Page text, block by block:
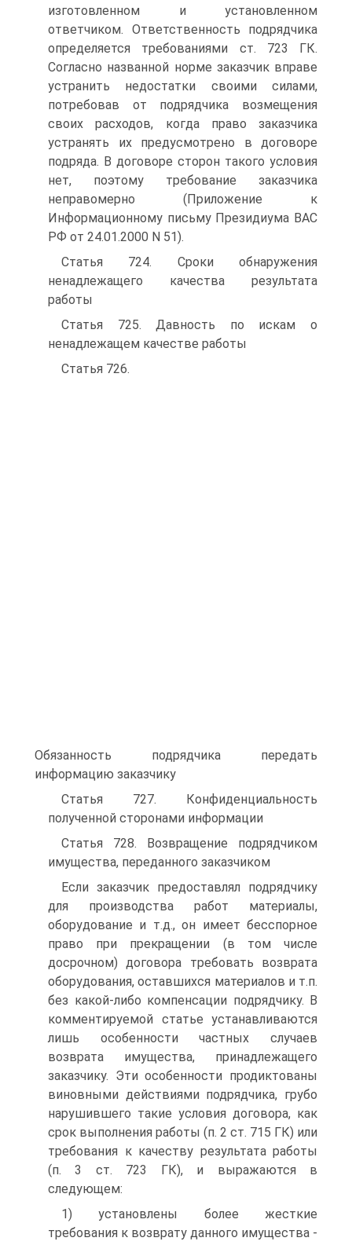
изготовленном и установленном
ответчиком. Ответственность подрядчика
определяется требованиями ст. 723 ГК.
Согласно названной норме заказчик вправе
устранить недостатки своими силами,
потребовав от подрядчика возмещения
своих расходов, когда право заказчика
устранять их предусмотрено в договоре
подряда. В договоре сторон такого условия
нет, поэтому требование заказчика
неправомерно (Приложение к
Информационному письму Президиума ВАС
РФ от 24.01.2000 N 51).
Статья 724. Сроки обнаружения
ненадлежащего качества результата
работы
Статья 725. Давность по искам о
ненадлежащем качестве работы
Статья 726.
Обязанность подрядчика передать
информацию заказчику
Статья 727. Конфиденциальность
полученной сторонами информации
Статья 728. Возвращение подрядчиком
имущества, переданного заказчиком
Если заказчик предоставлял подрядчику
для производства работ материалы,
оборудование и т.д., он имеет бесспорное
право при прекращении (в том числе
досрочном) договора требовать возврата
оборудования, оставшихся материалов и т.п.
без какой-либо компенсации подрядчику. В
комментируемой статье устанавливаются
лишь особенности частных случаев
возврата имущества, принадлежащего
заказчику. Эти особенности продиктованы
виновными действиями подрядчика, грубо
нарушившего такие условия договора, как
срок выполнения работы (п. 2 ст. 715 ГК) или
требования к качеству результата работы
(п. 3 ст. 723 ГК), и выражаются в
следующем:
1) установлены более жесткие
требования к возврату данного имущества -